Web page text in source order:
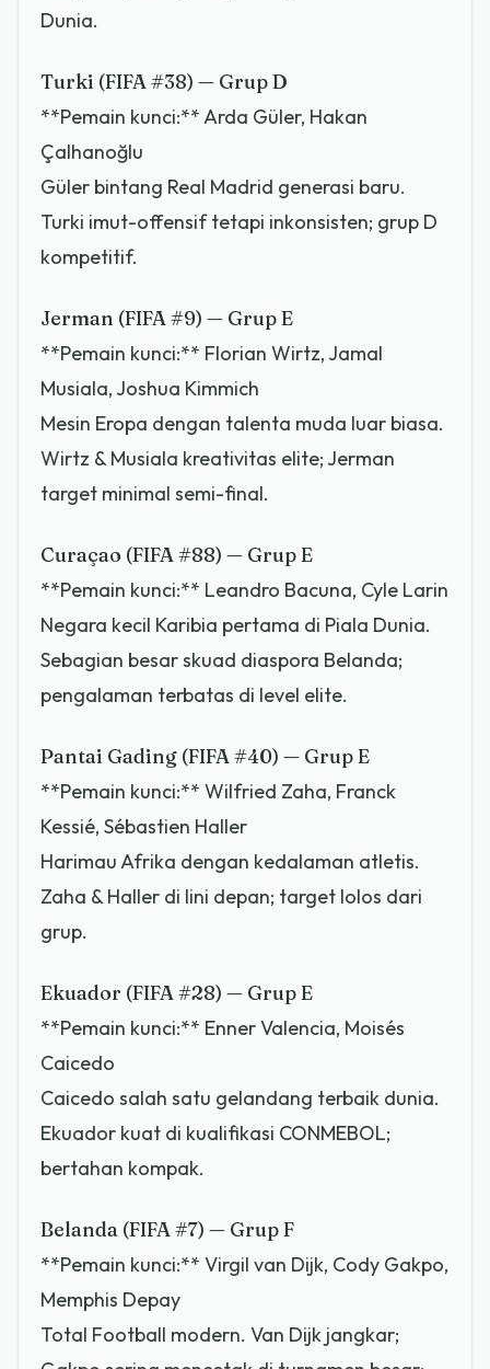
Dunia.
Turki (FIFA #38) — Grup D
**Pemain kunci:** Arda Güler, Hakan
Çalhanoğlu
Güler bintang Real Madrid generasi baru.
Turki imut-offensif tetapi inkonsisten; grup D
kompetitif.
Jerman (FIFA #9) — Grup E
**Pemain kunci:** Florian Wirtz, Jamal
Musiala, Joshua Kimmich
Mesin Eropa dengan talenta muda luar biasa.
Wirtz & Musiala kreativitas elite; Jerman
target minimal semi-final.
Curaçao (FIFA #88) — Grup E
**Pemain kunci:** Leandro Bacuna, Cyle Larin
Negara kecil Karibia pertama di Piala Dunia.
Sebagian besar skuad diaspora Belanda;
pengalaman terbatas di level elite.
Pantai Gading (FIFA #40) — Grup E
**Pemain kunci:** Wilfried Zaha, Franck
Kessié, Sébastien Haller
Harimau Afrika dengan kedalaman atletis.
Zaha & Haller di lini depan; target lolos dari
grup.
Ekuador (FIFA #28) — Grup E
**Pemain kunci:** Enner Valencia, Moisés
Caicedo
Caicedo salah satu gelandang terbaik dunia.
Ekuador kuat di kualifikasi CONMEBOL;
bertahan kompak.
Belanda (FIFA #7) — Grup F
**Pemain kunci:** Virgil van Dijk, Cody Gakpo,
Memphis Depay
Total Football modern. Van Dijk jangkar;